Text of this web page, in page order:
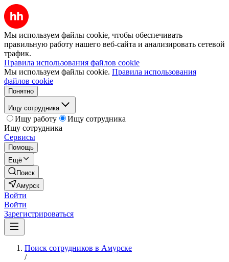
Мы используем файлы cookie, чтобы обеспечивать
правильную работу нашего веб-сайта и анализировать сетевой
трафик.
Правила использования файлов cookie
Мы используем файлы cookie. Правила использования
файлов cookie
Понятно
Ищу сотрудника
Ищу работу
Ищу сотрудника
Ищу сотрудника
Сервисы
Помощь
Ещё
Поиск
Амурск
Войти
Войти
Зарегистрироваться
Поиск сотрудников в Амурске
/